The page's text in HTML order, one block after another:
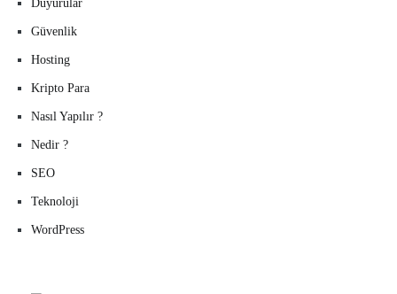
Duyurular
Güvenlik
Hosting
Kripto Para
Nasıl Yapılır ?
Nedir ?
SEO
Teknoloji
WordPress